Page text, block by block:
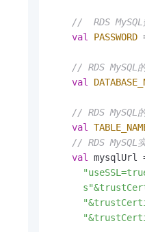
//  RDS MySQL
val
PASSWORD
// RDS MySQL
val
// RDS MySQL的
val
// RDS MySQL
val
mysqlUrl